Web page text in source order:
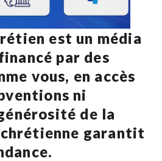
est un média
par des
vous, en accès
ni
de la
garantit